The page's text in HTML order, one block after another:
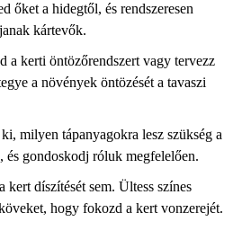
őket a hidegtől, és rendszeresen
kártevők.
a kerti öntözőrendszert vagy tervezz
a növények öntözését a tavaszi
milyen tápanyagokra lesz szükség a
és gondoskodj róluk megfelelően.
kert díszítését sem. Ültess színes
hogy fokozd a kert vonzerejét.